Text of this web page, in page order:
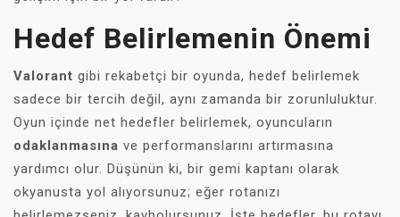
Hedef Belirlemenin Önemi
Valorant gibi rekabetçi bir oyunda, hedef belirlemek
sadece bir tercih değil, aynı zamanda bir zorunluluktur.
Oyun içinde net hedefler belirlemek, oyuncuların
odaklanmasına ve performanslarını artırmasına
yardımcı olur. Düşünün ki, bir gemi kaptanı olarak
okyanusta yol alıyorsunuz; eğer rotanızı